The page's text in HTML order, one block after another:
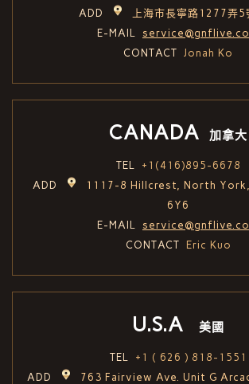
ADD
上海市長寧路1277弄5
E-MAIL
CONTACT
Jonah Ko
CANADA 加拿大
TEL
+1(416)895-6678
ADD
1117-8 Hillcrest, North
6Y6
E-MAIL
CONTACT
Eric Kuo
U.S.A 美國
TEL
+1 ( 626 ) 818-1551
ADD
763 Fairview Ave. Unit G